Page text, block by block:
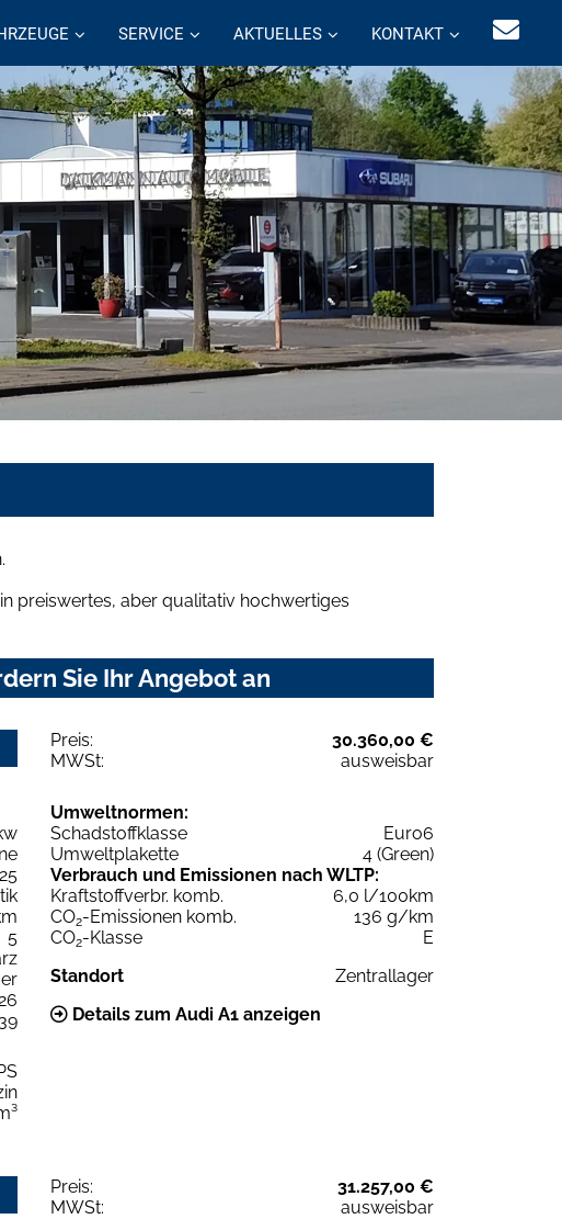
SERVICE AKTUELLES KONTAKT
preiswertes, aber qualitativ hochwertiges
Sie Ihr Angebot an
Preis:
30.360,00 €
MWSt:
ausweisbar
5
Umweltnormen:
Schadstoffklasse
Euro6
Umweltplakette
4 (Green)
Verbrauch und Emissionen nach WLTP:
Kraftstoffverbr. komb.
6,0 l/100km
CO2-Emissionen komb.
136 g/km
CO2-Klasse
E
Standort
Zentrallager
Details zum Audi A1 anzeigen
Preis:
31.257,00 €
MWSt:
ausweisbar